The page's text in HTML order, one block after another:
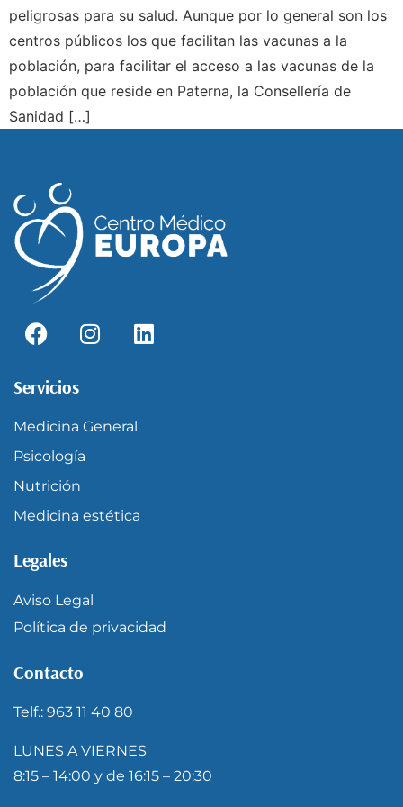
peligrosas para su salud. Aunque por lo general son los
centros públicos los que facilitan las vacunas a la
población, para facilitar el acceso a las vacunas de la
población que reside en Paterna, la Consellería de
Sanidad […]
Servicios
Medicina General
Psicología
Nutrición
Medicina estética
Legales
Aviso Legal
Política de privacidad
Contacto
Telf.: 963 11 40 80
LUNES A VIERNES
8:15 – 14:00 y de 16:15 – 20:30